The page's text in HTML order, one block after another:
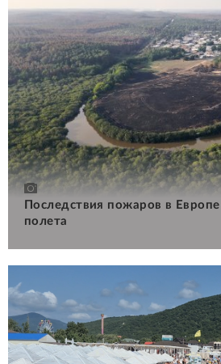
Последствия пожаров в
полета